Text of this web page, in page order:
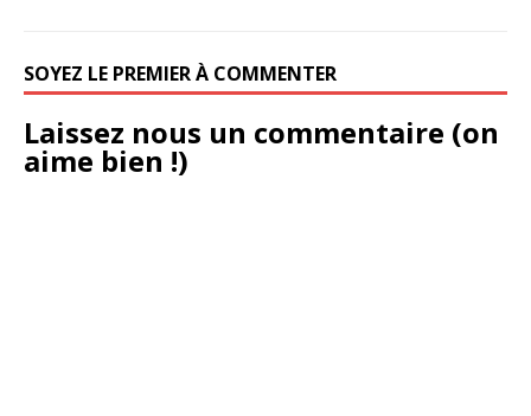
SOYEZ LE PREMIER À COMMENTER
Laissez nous un commentaire (on
aime bien !)